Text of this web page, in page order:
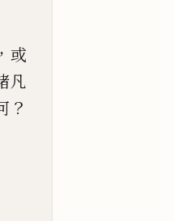
， 或
凡
？